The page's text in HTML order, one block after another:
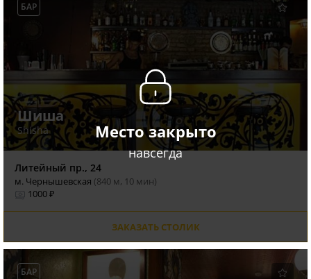
Место закрыто
навсегда
БАР
Шиша
Shisha
Литейный пр., 24
м. Чернышевская (840 м, 10 мин)
1000 ₽
ЗАКАЗАТЬ СТОЛИК
БАР